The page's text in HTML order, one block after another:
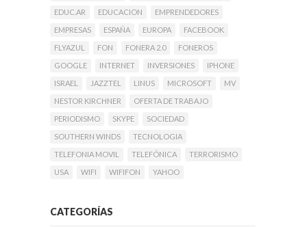
EDUC.AR
EDUCACION
EMPRENDEDORES
EMPRESAS
ESPAÑA EUROPA
FACEBOOK
FLYAZUL
FON FONERA 2.0
FONEROS
GOOGLE
INTERNET INVERSIONES
IPHONE
ISRAEL
JAZZTEL LINUS MICROSOFT
MV
NESTOR KIRCHNER
OFERTA DE TRABAJO
PERIODISMO
SKYPE
SOCIEDAD
SOUTHERN WINDS
TECNOLOGIA
TELEFONIA MOVIL
TELEFÓNICA
TERRORISMO
USA
WIFI WIFIFON YAHOO
CATEGORÍAS